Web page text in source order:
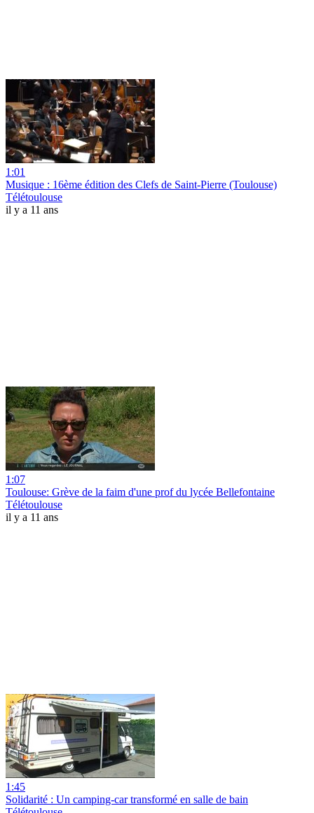
1:01
Musique : 16ème édition des Clefs de Saint-Pierre (Toulouse)
Télétoulouse
il y a 11 ans
1:07
Toulouse: Grève de la faim d'une prof du lycée Bellefontaine
Télétoulouse
il y a 11 ans
1:45
Solidarité : Un camping-car transformé en salle de bain